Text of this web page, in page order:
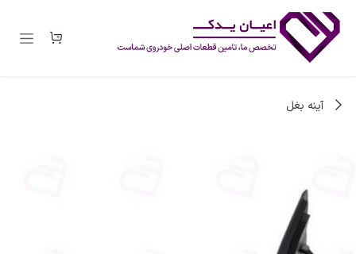
آینه بغل